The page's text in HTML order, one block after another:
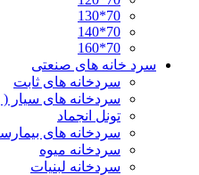
70*130
70*140
70*160
سرد خانه های صنعتی
سردخانه های ثابت
سردخانه های سیار (
تونل انجماد
سردخانه های
سردخانه میوه
سردخانه لبنیات